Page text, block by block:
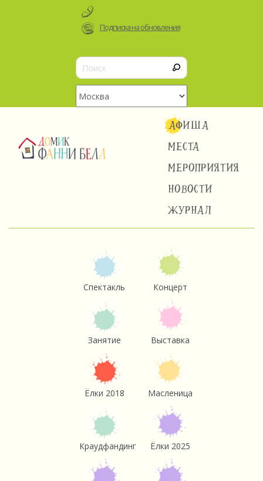
Подписка на обновления
АФИША
МЕСТА
МЕРОПРИЯТИЯ
НОВОСТИ
ЖУРНАЛ
Спектакль Концерт
Занятие Выставка
Ёлки 2018 Масленица
Краудфандинг Ёлки 2025